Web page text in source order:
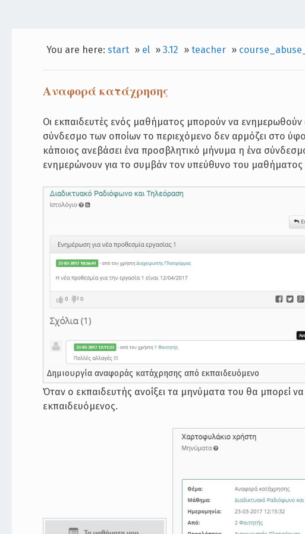
You are here: start » el » 3.12 » teacher »
Αναφορά κατάχρησης
Οι εκπαιδευτές ενός μαθήματος μπορούν να
σύνδεσμο των οποίων το περιεχόμενο δεν αρμόζει στο
κάποιος ανεβάσει ένα προσβλητικό μήνυμα η ένα
ενημερώνουν για το συμβάν τον υπεύθυνο του
Δημιουργία αναφοράς κατάχρησης από εκπαιδευόμενο
Όταν ο εκπαιδευτής ανοίξει τα μηνύματα του θα μπορεί
εκπαιδευόμενος.